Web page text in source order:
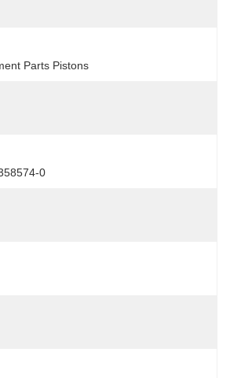
Parts Pistons
0